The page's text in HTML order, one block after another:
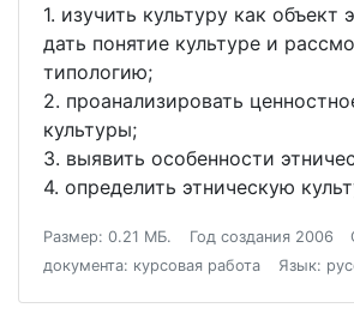
1. изучить культуру как объект
дать понятие культуре и
типологию;
2. проанализировать
культуры;
3. выявить особенности
4. определить этническую
Размер: 0.21 МБ. Год создания 2006
документа: курсовая работа
Язык: